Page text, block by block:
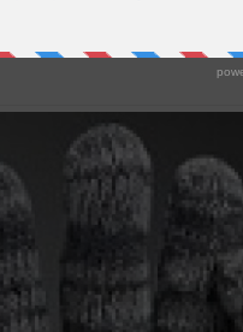
baohothaison.com.